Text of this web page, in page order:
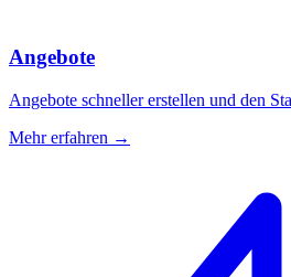
Angebote
Angebote schneller erstellen und den
Mehr erfahren →